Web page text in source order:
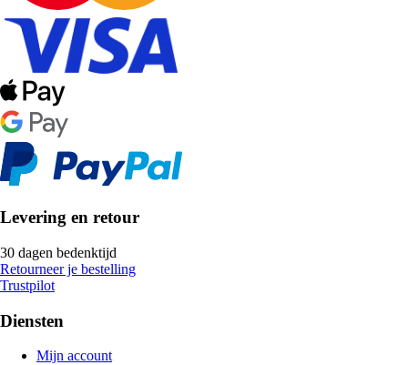
Levering en retour
30 dagen bedenktijd
Retourneer je bestelling
Trustpilot
Diensten
Mijn account